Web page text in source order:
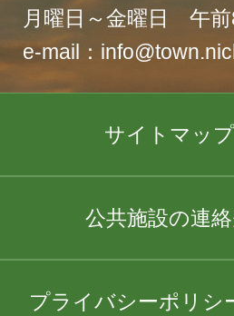
月曜日～金曜日 午前
e-mail：
サイトマップ
公共施設の連
プライバシーポリシ